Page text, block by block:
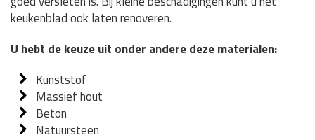
keukenblad ook laten renoveren.
U hebt de keuze uit onder andere deze materialen:
Kunststof
Massief hout
Beton
Natuursteen